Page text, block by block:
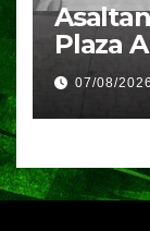
Plaza
de07/08/2026